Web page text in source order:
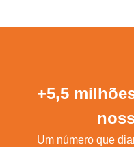
+5,5
Um número que